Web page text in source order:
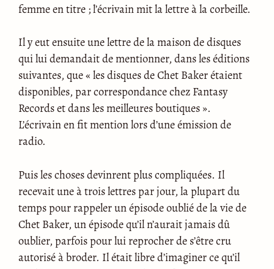
femme en titre ; l’écrivain mit la lettre à la corbeille.
Il y eut ensuite une lettre de la maison de disques
qui lui demandait de mentionner, dans les éditions
suivantes, que « les disques de Chet Baker étaient
disponibles, par correspondance chez Fantasy
Records et dans les meilleures boutiques ».
L’écrivain en fit mention lors d’une émission de
radio.
Puis les choses devinrent plus compliquées. Il
recevait une à trois lettres par jour, la plupart du
temps pour rappeler un épisode oublié de la vie de
Chet Baker, un épisode qu’il n’aurait jamais dû
oublier, parfois pour lui reprocher de s’être cru
autorisé à broder. Il était libre d’imaginer ce qu’il